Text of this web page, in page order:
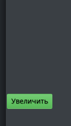
Увеличить